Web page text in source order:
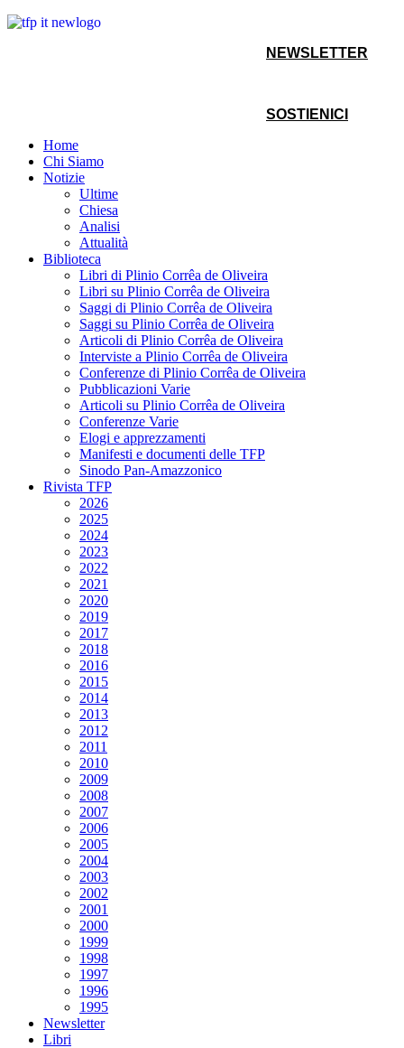
NEWSLETTER
SOSTIENICI
Home
Chi Siamo
Notizie
Ultime
Chiesa
Analisi
Attualità
Biblioteca
Libri di Plinio Corrêa de Oliveira
Libri su Plinio Corrêa de Oliveira
Saggi di Plinio Corrêa de Oliveira
Saggi su Plinio Corrêa de Oliveira
Articoli di Plinio Corrêa de Oliveira
Interviste a Plinio Corrêa de Oliveira
Conferenze di Plinio Corrêa de Oliveira
Pubblicazioni Varie
Articoli su Plinio Corrêa de Oliveira
Conferenze Varie
Elogi e apprezzamenti
Manifesti e documenti delle TFP
Sinodo Pan-Amazzonico
Rivista TFP
2026
2025
2024
2023
2022
2021
2020
2019
2017
2018
2016
2015
2014
2013
2012
2011
2010
2009
2008
2007
2006
2005
2004
2003
2002
2001
2000
1999
1998
1997
1996
1995
Newsletter
Libri